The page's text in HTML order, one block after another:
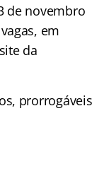
de novembro
em
da
prorrogáveis